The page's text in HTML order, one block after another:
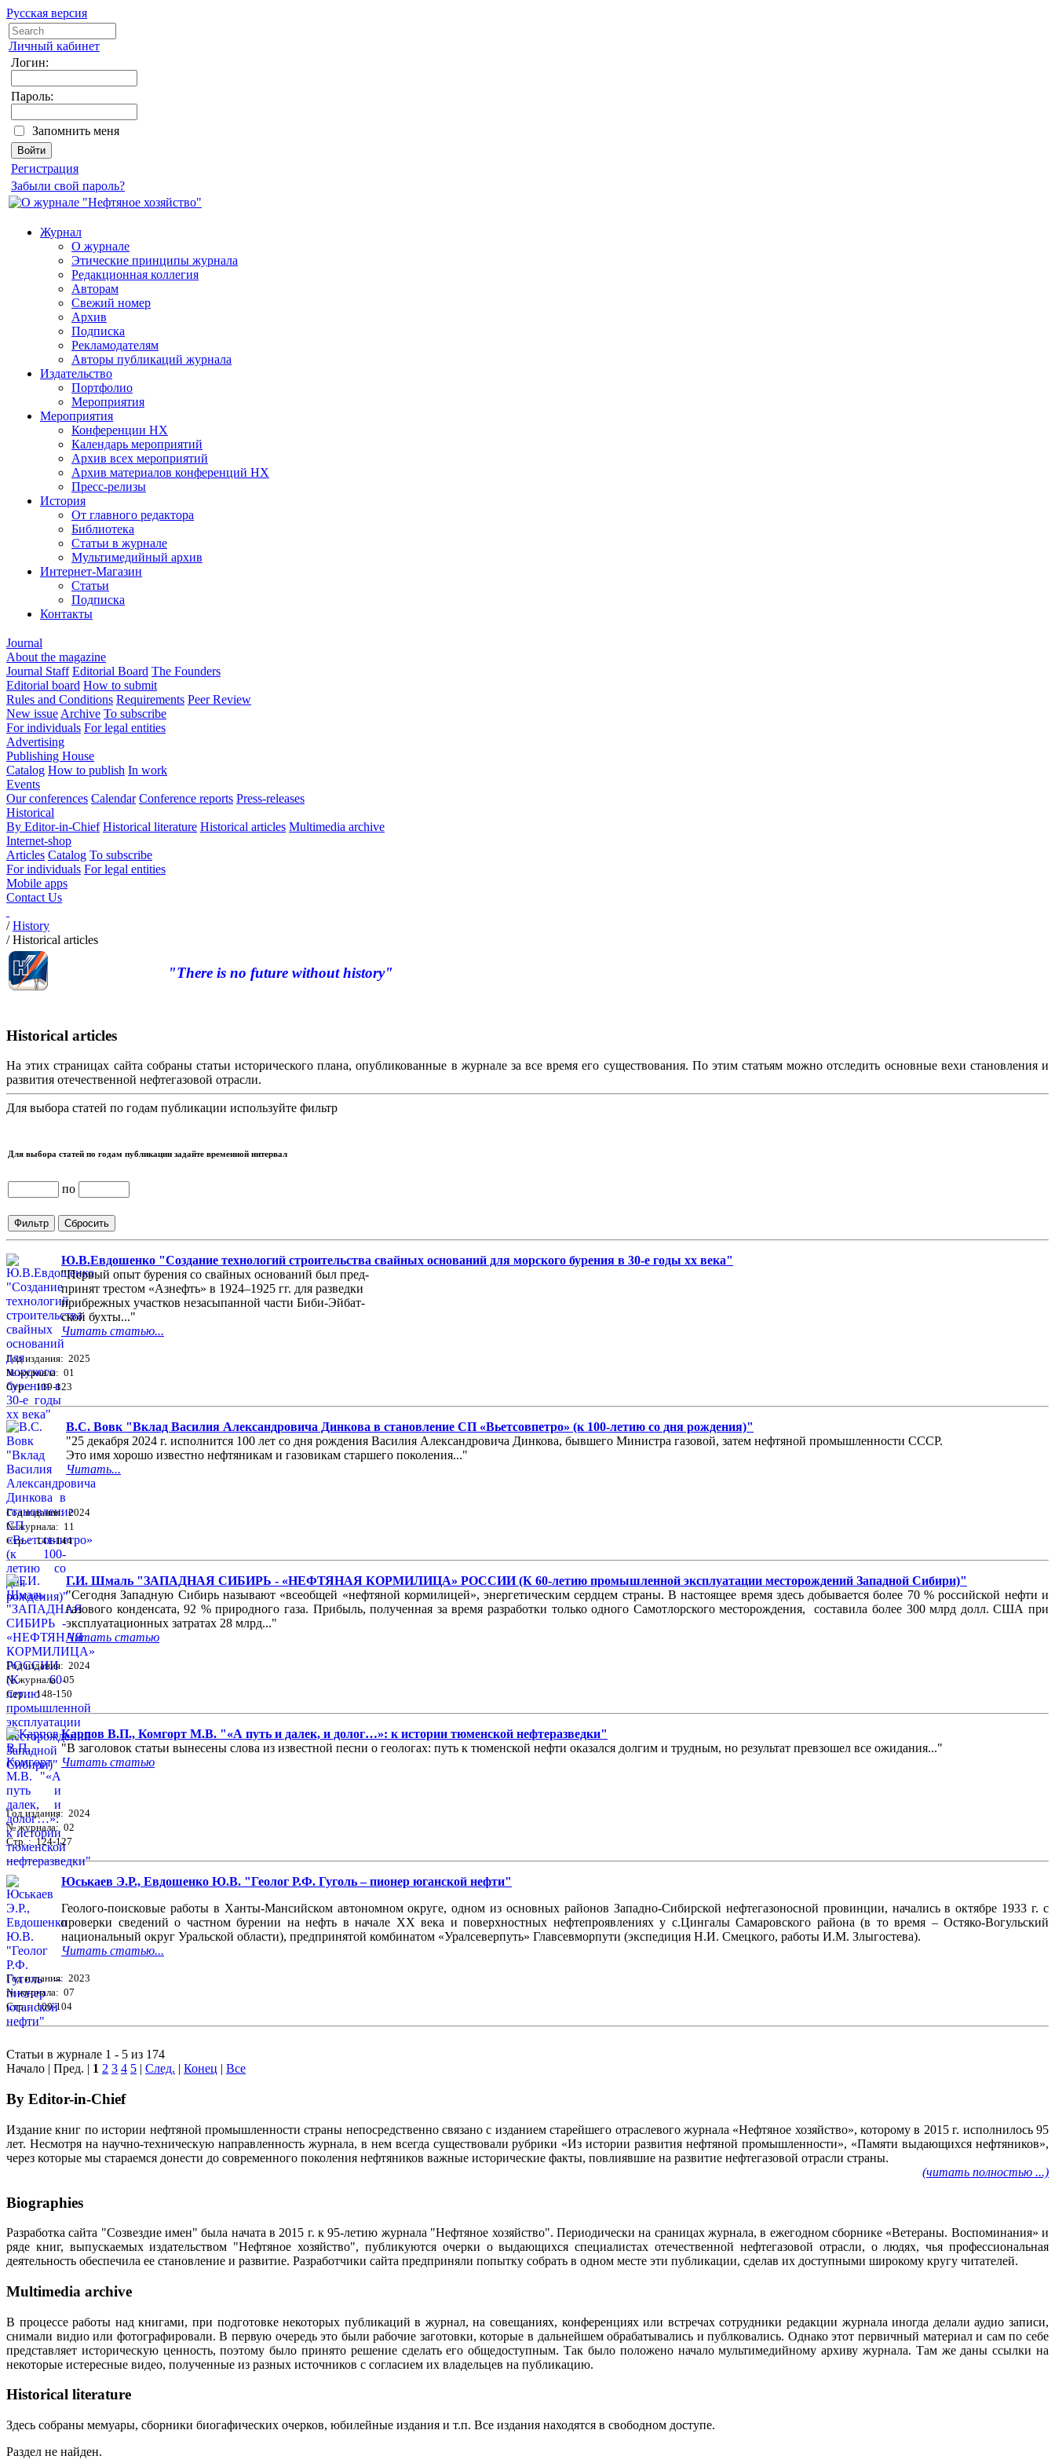
Русская версия
Личный кабинет
Логин:
Пароль:
Запомнить меня
Регистрация
Забыли свой пароль?
Журнал
О журнале
Этические принципы журнала
Редакционная коллегия
Авторам
Свежий номер
Архив
Подписка
Рекламодателям
Авторы публикаций журнала
Издательство
Портфолио
Мероприятия
Мероприятия
Конференции НХ
Календарь мероприятий
Архив всех мероприятий
Архив материалов конференций НХ
Пресс-релизы
История
От главного редактора
Библиотека
Статьи в журнале
Мультимедийный архив
Интернет-Магазин
Статьи
Подписка
Контакты
Journal
About the magazine
Journal Staff Editorial Board The Founders
Editorial board How to submit
Rules and Conditions Requirements Peer Review
New issue Archive To subscribe
For individuals For legal entities
Advertising
Publishing House
Catalog How to publish In work
Events
Our conferences Calendar Conference reports Press-releases
Historical
By Editor-in-Chief Historical literature Historical articles Multimedia archive
Internet-shop
Articles Catalog To subscribe
For individuals For legal entities
Mobile apps
Contact Us
/History
/Historical articles
"There is no future without history"
Historical articles
На этих страницах сайта собраны статьи исторического плана, опубликованные в журнале за все время его существования. По этим статьям можно отследить основные вехи становления и
развития отечественной нефтегазовой отрасли.
Для выбора статей по годам публикации используйте фильтр
Для выбора статей по годам публикации задайте временной интервал
по
Ю.В.Евдошенко "Создание технологий строительства свайных оснований для морского бурения в 30-е годы хх века"
"Первый опыт бурения со свайных оснований был пред-
принят трестом «Азнефть» в 1924–1925 гг. для разведки
прибрежных участков незасыпанной части Биби-Эйбат-
ской бухты..."
Читать статью...
Год издания: 2025
№ журнала: 01
Стр. : 119-123
В.С. Вовк "Вклад Василия Александровича Динкова в становление СП «Вьетсовпетро» (к 100-летию со дня рождения)"
"25 декабря 2024 г. исполнится 100 лет со дня рождения Василия Александровича Динкова, бывшего Министра газовой, затем нефтяной промышленности СССР.
Это имя хорошо известно нефтяникам и газовикам старшего поколения..."
Читать...
Год издания: 2024
№ журнала: 11
Стр. : 141-144
Г.И. Шмаль "ЗАПАДНАЯ СИБИРЬ - «НЕФТЯНАЯ КОРМИЛИЦА» РОССИИ (К 60-летию промышленной эксплуатации месторождений Западной Сибири)"
"Сегодня Западную Сибирь называют «всеобщей «нефтяной кормилицей», энергетическим сердцем страны. В настоящее время здесь добывается более 70 % российской нефти и
газового конденсата, 92 % природного газа. Прибыль, полученная за время разработки только одного Самотлорского месторождения, составила более 300 млрд долл. США при
эксплуатационных затратах 28 млрд..."
Читать статью
Год издания: 2024
№ журнала: 05
Стр. : 148-150
Карпов В.П., Комгорт М.В. "«А путь и далек, и долог…»: к истории тюменской нефтеразведки"
"В заголовок статьи вынесены слова из известной песни о геологах: путь к тюменской нефти оказался долгим и трудным, но результат превзошел все ожидания..."
Читать статью
Год издания: 2024
№ журнала: 02
Стр. : 124-127
Юськаев Э.Р., Евдошенко Ю.В. "Геолог Р.Ф. Гуголь – пионер юганской нефти"
Геолого-поисковые работы в Ханты-Мансийском автономном округе, одном из основных районов Западно-Сибирской нефтегазоносной провинции, начались в октябре 1933 г. с
проверки сведений о частном бурении на нефть в начале ХХ века и поверхностных нефтепроявлениях у с.Цингалы Самаровского района (в то время – Остяко-Вогульский
национальный округ Уральской области), предпринятой комбинатом «Уралсеверпуть» Главсевморпути (экспедиция Н.И. Смецкого, работы И.М. Злыгостева).
Читать статью...
Год издания: 2023
№ журнала: 07
Стр. : 100-104
Статьи в журнале 1 - 5 из 174
Начало | Пред. | 1 2 3 4 5 | След. | Конец | Все
By Editor-in-Chief
Издание книг по истории нефтяной промышленности страны непосредственно связано с изданием старейшего отраслевого журнала «Нефтяное хозяйство», которому в 2015 г. исполнилось 95
лет. Несмотря на научно-техническую направленность журнала, в нем всегда существовали рубрики «Из истории развития нефтяной промышленности», «Памяти выдающихся нефтяников»,
через которые мы стараемся донести до современного поколения нефтяников важные исторические факты, повлиявшие на развитие нефтегазовой отрасли страны.
(читать полностью ...)
Biographies
Разработка сайта "Созвездие имен" была начата в 2015 г. к 95-летию журнала "Нефтяное хозяйство". Периодически на сраницах журнала, в ежегодном сборнике «Ветераны. Воспоминания» и
ряде книг, выпускаемых издательством "Нефтяное хозяйство", публикуются очерки о выдающихся специалистах отечественной нефтегазовой отрасли, о людях, чья профессиональная
деятельность обеспечила ее становление и развитие. Разработчики сайта предприняли попытку собрать в одном месте эти публикации, сделав их доступными широкому кругу читателей.
Multimedia archive
В процессе работы над книгами, при подготовке некоторых публикаций в журнал, на совещаниях, конференциях или встречах сотрудники редакции журнала иногда делали аудио записи,
снимали видио или фотографировали. В первую очередь это были рабочие заготовки, которые в дальнейшем обрабатывались и публковались. Однако этот первичный материал и сам по себе
представляет историческую ценность, поэтому было принято решение сделать его общедоступным. Так было положено начало мультимедийному архиву журнала. Там же даны ссылки на
некоторые истересные видео, полученные из разных источников с согласием их владельцев на публикацию.
Historical literature
Здесь собраны мемуары, сборники биогафических очерков, юбилейные издания и т.п. Все издания находятся в свободном доступе.
Раздел не найден.